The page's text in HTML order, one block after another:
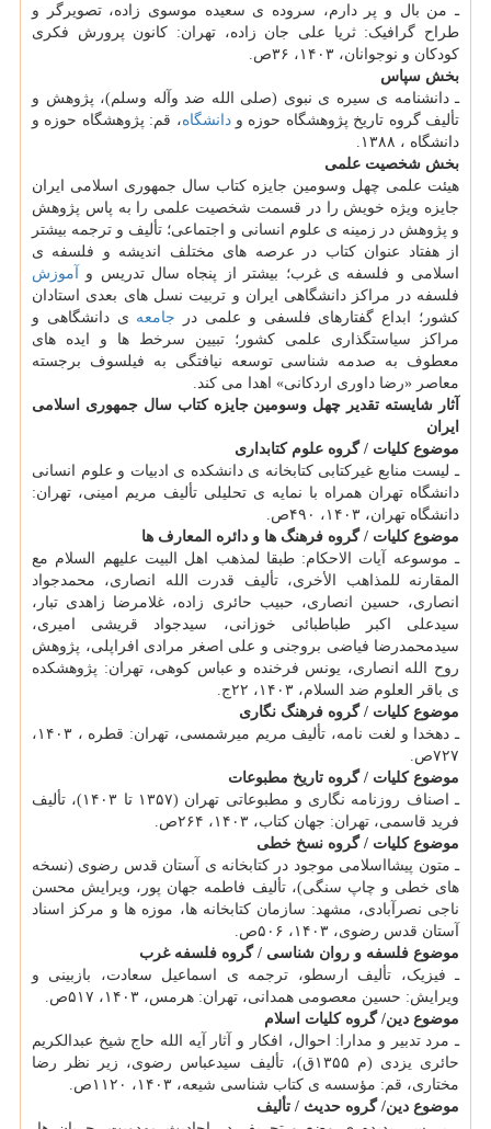
ـ من بال و پر دارم، سروده ی سعیده موسوی زاده، تصویرگر و
طراح گرافیک: ثریا علی جان زاده، تهران: کانون پرورش فکری
کودکان و نوجوانان، ‫۱۴۰۳، ‫۳۶ص.‬‬‬‬
بخش سپاس
ـ دانشنامه ی سیره ی نبوی (صلی الله ضد وآله وسلم)، پژوهش و
تألیف گروه تاریخ پژوهشگاه حوزه ودانشگاه، قم: پژوهشگاه حوزه و
دانشگاه ‫، ۱۳۸۸.‬‬
بخش شخصیت علمی
هیئت علمی چهل وسومین جایزه کتاب سال جمهوری اسلامی ایران
جایزه ویژه خویش را در قسمت شخصیت علمی را به پاس پژوهش
و پژوهش در زمینه ی علوم انسانی و اجتماعی؛ تألیف و ترجمه بیشتر
از هفتاد عنوان کتاب در عرصه های مختلف اندیشه و فلسفه ی
اسلامی و فلسفه ی غرب؛ بیشتر از پنجاه سال تدریس و آموزش
فلسفه در مراکز دانشگاهی ایران و تربیت نسل های بعدی استادان
کشور؛ ابداع گفتارهای فلسفی و علمی در جامعه ی دانشگاهی و
مراکز سیاستگذاری علمی کشور؛ تبیین سرخط ها و ایده های
معطوف به صدمه شناسی توسعه نیافتگی به فیلسوف برجسته
معاصر «رضا داوری اردکانی» اهدا می کند.
آثار شایسته تقدیر چهل وسومین جایزه کتاب سال جمهوری اسلامی
ایران
موضوع کلیات / گروه علوم کتابداری
ـ لیست منابع غیرکتابی کتابخانه ی دانشکده ی ادبیات و علوم انسانی
دانشگاه تهران همراه با نمایه ی تحلیلی تألیف مریم امینی، تهران:
دانشگاه تهران، ‫۱۴۰۳، ۴۹۰ص.‬‬
موضوع کلیات / گروه فرهنگ ها و دائره المعارف ها
ـ موسوعه آیات الاحکام: طبقا لمذهب اهل البیت علیهم السلام مع
المقارنه للمذاهب الأخری، تألیف قدرت الله انصاری، محمدجواد
انصاری، حسین انصاری، حبیب حائری زاده، غلامرضا زاهدی تبار،
سیدعلی اکبر طباطبائی خوزانی، سیدجواد قریشی امیری،
سیدمحمدرضا فیاضی بروجنی و علی اصغر مرادی افراپلی، پژوهش
روح الله انصاری، یونس فرخنده و عباس کوهی، تهران: پژوهشکده
ی باقر العلوم ضد السلام، ۱۴۰۳، ۲۲ج.
موضوع کلیات / گروه فرهنگ نگاری
ـ دهخدا و لغت نامه، تألیف مریم میرشمسی، تهران: قطره ‫، ۱۴۰۳،
‫۷۲۷ص.‬‬‬‬
موضوع کلیات / گروه تاریخ مطبوعات
ـ اصناف روزنامه نگاری و مطبوعاتی تهران (۱۳۵۷ تا ۱۴۰۳)، تألیف
فرید قاسمی، تهران: جهان کتاب، ۱۴۰۳، ۲۶۴ص.
موضوع کلیات / گروه نسخ خطی
ـ متون پیشااسلامی موجود در کتابخانه ی آستان قدس رضوی (نسخه
های خطی و چاپ سنگی)، تألیف فاطمه جهان پور، ویرایش محسن
ناجی نصرآبادی، مشهد: سازمان کتابخانه ها، موزه ها و مرکز اسناد
آستان قدس رضوی، ۱۴۰۳، ۵۰۶ص.
موضوع فلسفه و روان شناسی / گروه فلسفه غرب
ـ فیزیک، تألیف ارسطو، ترجمه ی اسماعیل سعادت، بازبینی و
ویرایش: حسین معصومی همدانی، تهران: هرمس، ۱۴۰۳، ۵۱۷ص.
موضوع دین/ گروه کلیات اسلام
ـ مرد تدبیر و مدارا: احوال، افکار و آثار آیه الله حاج شیخ عبدالکریم
حائری یزدی (م ۱۳۵۵ق)، تألیف سیدعباس رضوی، زیر نظر رضا
مختاری، قم: مؤسسه ی کتاب شناسی شیعه، ۱۴۰۳، ۱۱۲۰ص.
موضوع دین/ گروه حدیث / تألیف